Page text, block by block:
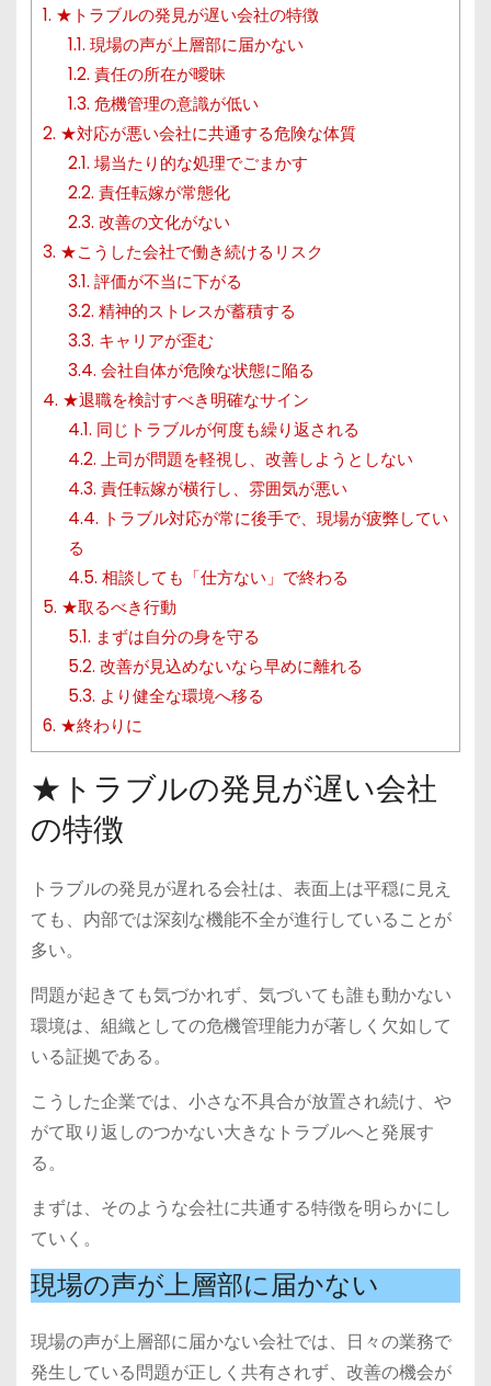
1. ★トラブルの発見が遅い会社の特徴
1.1. 現場の声が上層部に届かない
1.2. 責任の所在が曖昧
1.3. 危機管理の意識が低い
2. ★対応が悪い会社に共通する危険な体質
2.1. 場当たり的な処理でごまかす
2.2. 責任転嫁が常態化
2.3. 改善の文化がない
3. ★こうした会社で働き続けるリスク
3.1. 評価が不当に下がる
3.2. 精神的ストレスが蓄積する
3.3. キャリアが歪む
3.4. 会社自体が危険な状態に陥る
4. ★退職を検討すべき明確なサイン
4.1. 同じトラブルが何度も繰り返される
4.2. 上司が問題を軽視し、改善しようとしない
4.3. 責任転嫁が横行し、雰囲気が悪い
4.4. トラブル対応が常に後手で、現場が疲弊してい
る
4.5. 相談しても「仕方ない」で終わる
5. ★取るべき行動
5.1. まずは自分の身を守る
5.2. 改善が見込めないなら早めに離れる
5.3. より健全な環境へ移る
6. ★終わりに
★トラブルの発見が遅い会社
の特徴
トラブルの発見が遅れる会社は、表面上は平穏に見え
ても、内部では深刻な機能不全が進行していることが
多い。
問題が起きても気づかれず、気づいても誰も動かない
環境は、組織としての危機管理能力が著しく欠如して
いる証拠である。
こうした企業では、小さな不具合が放置され続け、や
がて取り返しのつかない大きなトラブルへと発展す
る。
まずは、そのような会社に共通する特徴を明らかにし
ていく。
現場の声が上層部に届かない
現場の声が上層部に届かない会社では、日々の業務で
発生している問題が正しく共有されず、改善の機会が